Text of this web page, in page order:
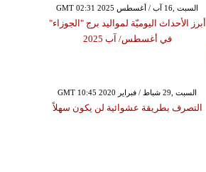
GMT 02:31 2025 السبت ,16 آب / أغسطس
أبرز الأحداث اليوميّة لمواليد برج "الجوزاء"
في أغسطس/ آب 2025
GMT 10:45 2020 السبت ,29 شباط / فبراير
التصرف بطريقة عشوائية لن يكون سهلاً